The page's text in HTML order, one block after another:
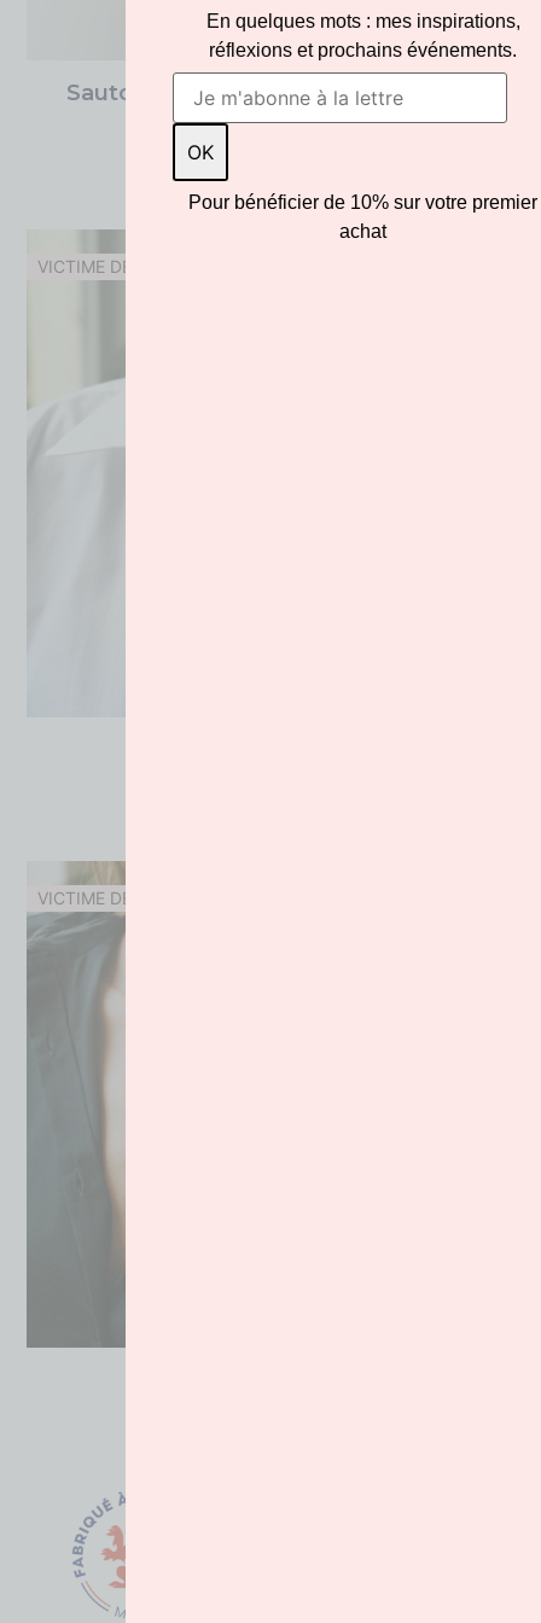
Sautoir Années Folles Cachemire Le
Tisserand
VICTIME DE SON SUCCES !
VICTIME DE SON SUCCES !
En quelques mots : mes inspirations,
réflexions et prochains événements.
Pour bénéficier de 10% sur votre premier
achat